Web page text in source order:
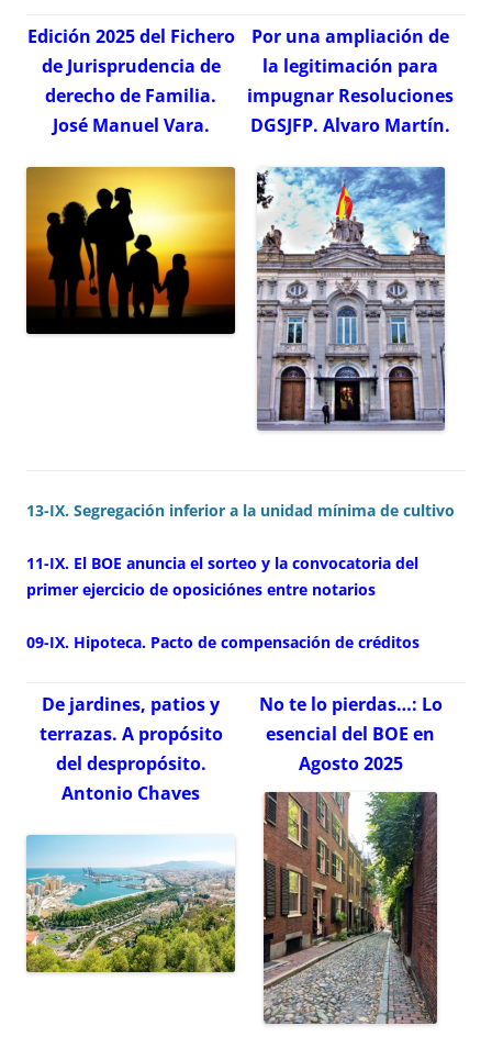
Edición 2025 del Fichero
de Jurisprudencia de
derecho de Familia.
José Manuel Vara.
Por una ampliación de
la legitimación para
impugnar Resoluciones
DGSJFP. Alvaro Martín.
13-IX. Segregación inferior a la unidad mínima de cultivo
11-IX. El BOE anuncia el sorteo y la convocatoria del
primer ejercicio de oposiciónes entre notarios
09-IX. Hipoteca. Pacto de compensación de créditos
De jardines, patios y
terrazas. A propósito
del despropósito.
Antonio Chaves
No te lo pierdas…: Lo
esencial del BOE en
Agosto 2025